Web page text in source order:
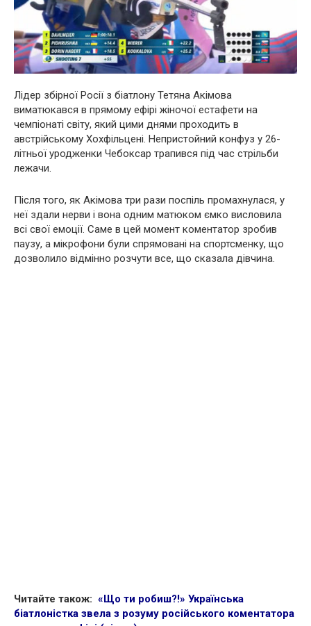
Лідер збірної Росії з біатлону Тетяна Акімова
виматюкався в прямому ефірі жіночої естафети на
чемпіонаті світу, який цими днями проходить в
австрійському Хохфільцені. Непристойний конфуз у 26-
літньої уродженки Чебоксар трапився під час стрільби
лежачи.
Після того, як Акімова три рази поспіль промахнулася, у
неї здали нерви і вона одним матюком ємко висловила
всі свої емоції. Саме в цей момент коментатор зробив
паузу, а мікрофони були спрямовані на спортсменку, що
дозволило відмінно розчути все, що сказала дівчина.
Читайте також: «Що ти робиш?!» Українська
біатлоністка звела з розуму російського коментатора